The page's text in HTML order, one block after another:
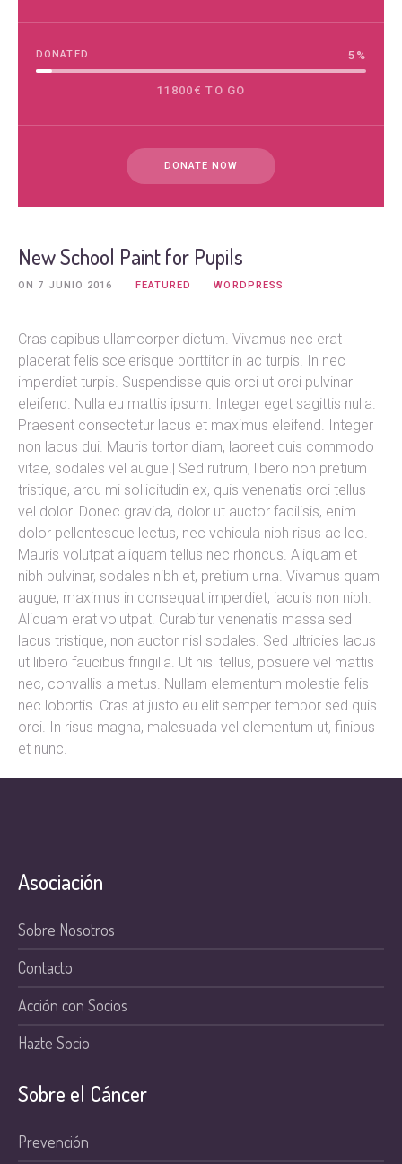
DONATED 5 %
11800€ TO GO
DONATE NOW
New School Paint for Pupils
ON 7 JUNIO 2016 FEATURED WORDPRESS
Cras dapibus ullamcorper dictum. Vivamus nec erat
placerat felis scelerisque porttitor in ac turpis. In nec
imperdiet turpis. Suspendisse quis orci ut orci pulvinar
eleifend. Nulla eu mattis ipsum. Integer eget sagittis nulla.
Praesent consectetur lacus et maximus eleifend. Integer
non lacus dui. Mauris tortor diam, laoreet quis commodo
vitae, sodales vel augue.| Sed rutrum, libero non pretium
tristique, arcu mi sollicitudin ex, quis venenatis orci tellus
vel dolor. Donec gravida, dolor ut auctor facilisis, enim
dolor pellentesque lectus, nec vehicula nibh risus ac leo.
Mauris volutpat aliquam tellus nec rhoncus. Aliquam et
nibh pulvinar, sodales nibh et, pretium urna. Vivamus quam
augue, maximus in consequat imperdiet, iaculis non nibh.
Aliquam erat volutpat. Curabitur venenatis massa sed
lacus tristique, non auctor nisl sodales. Sed ultricies lacus
ut libero faucibus fringilla. Ut nisi tellus, posuere vel mattis
nec, convallis a metus. Nullam elementum molestie felis
nec lobortis. Cras at justo eu elit semper tempor sed quis
orci. In risus magna, malesuada vel elementum ut, finibus
et nunc.
Asociación
Sobre Nosotros
Contacto
Acción con Socios
Hazte Socio
Sobre el Cáncer
Prevención